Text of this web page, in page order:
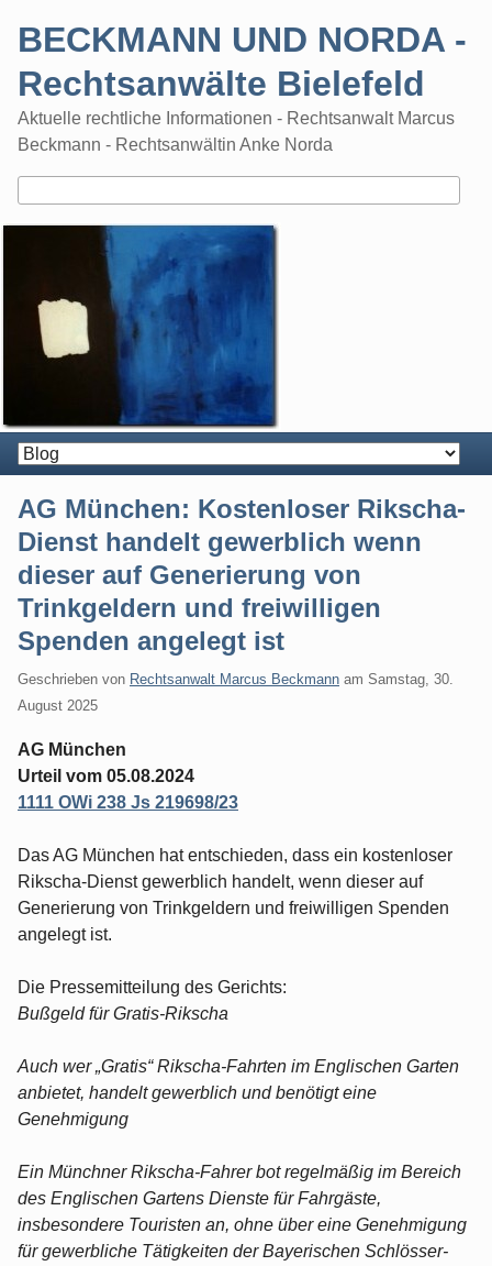
BECKMANN UND NORDA -
Rechtsanwälte Bielefeld
Aktuelle rechtliche Informationen - Rechtsanwalt Marcus
Beckmann - Rechtsanwältin Anke Norda
AG München: Kostenloser Rikscha-
Dienst handelt gewerblich wenn
dieser auf Generierung von
Trinkgeldern und freiwilligen
Spenden angelegt ist
Geschrieben von Rechtsanwalt Marcus Beckmann am Samstag, 30.
August 2025
AG München
Urteil vom 05.08.2024
1111 OWi 238 Js 219698/23
Das AG München hat entschieden, dass ein kostenloser
Rikscha-Dienst gewerblich handelt, wenn dieser auf
Generierung von Trinkgeldern und freiwilligen Spenden
angelegt ist.
Die Pressemitteilung des Gerichts:
Bußgeld für Gratis-Rikscha
Auch wer „Gratis“ Rikscha-Fahrten im Englischen Garten
anbietet, handelt gewerblich und benötigt eine
Genehmigung
Ein Münchner Rikscha-Fahrer bot regelmäßig im Bereich
des Englischen Gartens Dienste für Fahrgäste,
insbesondere Touristen an, ohne über eine Genehmigung
für gewerbliche Tätigkeiten der Bayerischen Schlösser-